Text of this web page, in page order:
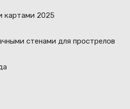
картами 2025
стенами для прострелов